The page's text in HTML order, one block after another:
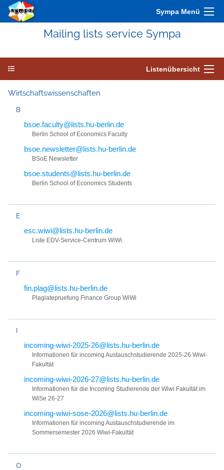
Sympa Menü
Mailing lists service Sympa
Listenübersicht
Wirtschaftswissenschaften
B
bsoe.faculty@lists.hu-berlin.de
Berlin School of Economics Faculty
bsoe.newsletter@lists.hu-berlin.de
BSoE Newsletter
bsoe.students@lists.hu-berlin.de
Berlin School of Economics Students
E
esc.wiwi@lists.hu-berlin.de
Liste EDV-Service-Centrum WiWi.
F
fin.plag@lists.hu-berlin.de
Plagiatepruefung Finance Group WiWi
I
incoming-wiwi-2025-26@lists.hu-berlin.de
Informationen für incoming Austauschstudierende 2025-26 Wiwi-
Fakultät
incoming-wiwi-2026-27@lists.hu-berlin.de
Informationen für die Incoming Studierende der Wiwi Fakultät im
WiSe 26-27
incoming-wiwi-sose-2026@lists.hu-berlin.de
Informationen für incoming Austauschstudierende im
Sommersemester 2026 Wiwi-Fakultät
O